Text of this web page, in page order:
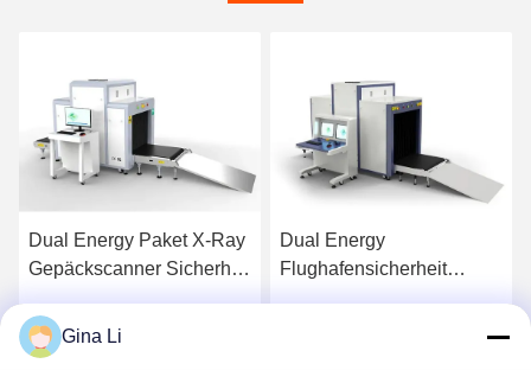
Dual Energy Paket X-Ray
Gepäckscanner Sicherheit
Dual Energy
Flughafensicherheit
Gina Li